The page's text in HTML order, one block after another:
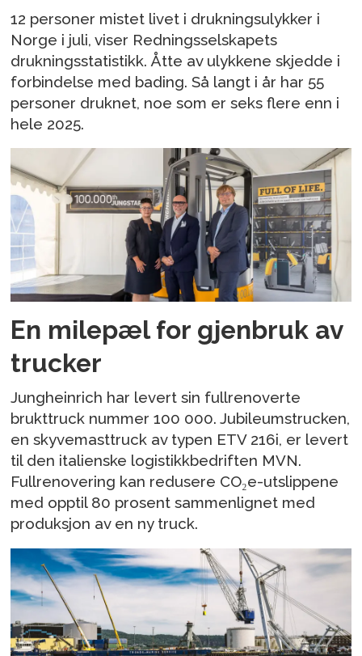
12 personer mistet livet i drukningsulykker i
Norge i juli, viser Redningsselskapets
drukningsstatistikk. Åtte av ulykkene skjedde i
forbindelse med bading. Så langt i år har 55
personer druknet, noe som er seks flere enn i
hele 2025.
En milepæl for gjenbruk av
trucker
Jungheinrich har levert sin fullrenoverte
brukttruck nummer 100 000. Jubileumstrucken,
en skyvemasttruck av typen ETV 216i, er levert
til den italienske logistikkbedriften MVN.
Fullrenovering kan redusere CO₂e-utslippene
med opptil 80 prosent sammenlignet med
produksjon av en ny truck.